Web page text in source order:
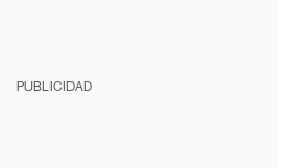
PUBLICIDAD